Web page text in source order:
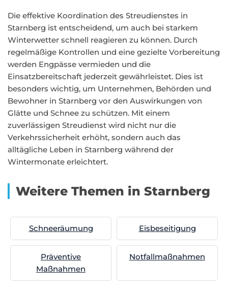
Die effektive Koordination des Streudienstes in
Starnberg ist entscheidend, um auch bei starkem
Winterwetter schnell reagieren zu können. Durch
regelmäßige Kontrollen und eine gezielte Vorbereitung
werden Engpässe vermieden und die
Einsatzbereitschaft jederzeit gewährleistet. Dies ist
besonders wichtig, um Unternehmen, Behörden und
Bewohner in Starnberg vor den Auswirkungen von
Glätte und Schnee zu schützen. Mit einem
zuverlässigen Streudienst wird nicht nur die
Verkehrssicherheit erhöht, sondern auch das
alltägliche Leben in Starnberg während der
Wintermonate erleichtert.
Weitere Themen in Starnberg
Schneeräumung Eisbeseitigung
Präventive
Maßnahmen
Notfallmaßnahmen